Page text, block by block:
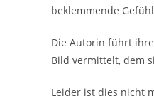
beklemmende
Die Autorin führt
Bild vermittelt, dem
Leider ist dies nicht